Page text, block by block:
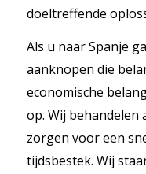
doeltreffende
Als u naar Spanje
aanknopen die
economische
op. Wij behandelen
zorgen voor een
tijdsbestek. Wij